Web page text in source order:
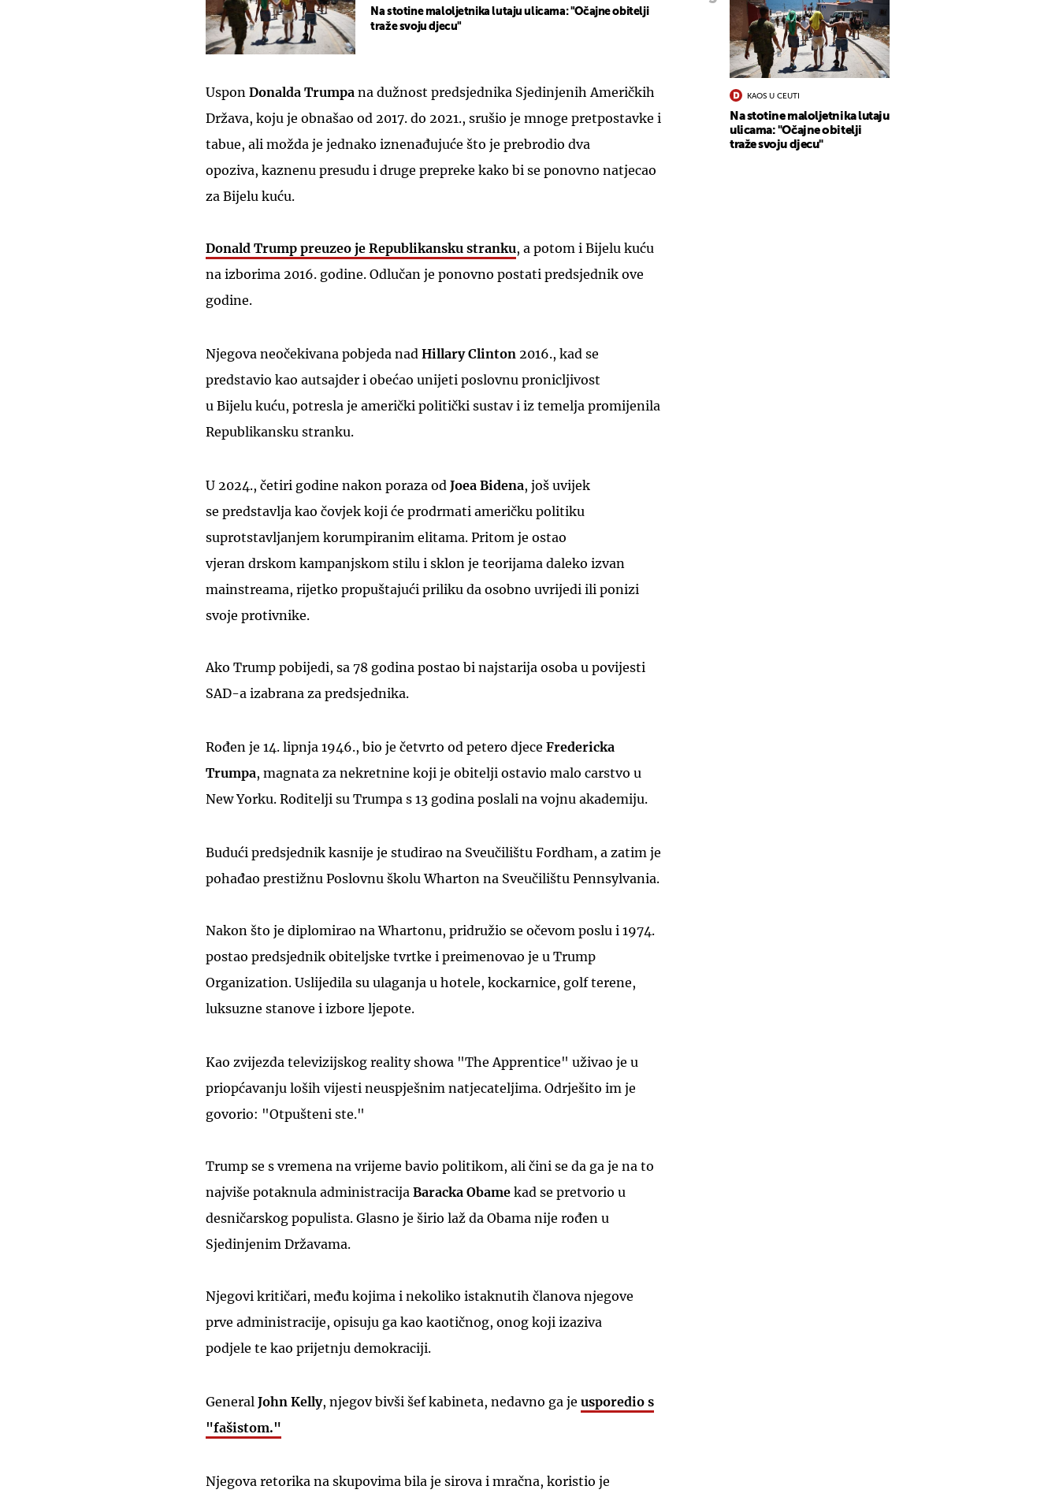
Na stotine maloljetnika lutaju ulicama: "Očajne obitelji
traže svoju djecu"
Uspon Donalda Trumpa na dužnost predsjednika Sjedinjenih Američkih
Država, koju je obnašao od 2017. do 2021., srušio je mnoge pretpostavke i
tabue, ali možda je jednako iznenađujuće što je prebrodio dva
opoziva, kaznenu presudu i druge prepreke kako bi se ponovno natjecao
za Bijelu kuću.
Donald Trump preuzeo je Republikansku stranku, a potom i Bijelu kuću
na izborima 2016. godine. Odlučan je ponovno postati predsjednik ove
godine.
Njegova neočekivana pobjeda nad Hillary Clinton 2016., kad se
predstavio kao autsajder i obećao unijeti poslovnu pronicljivost
u Bijelu kuću, potresla je američki politički sustav i iz temelja promijenila
Republikansku stranku.
U 2024., četiri godine nakon poraza od Joea Bidena, još uvijek
se predstavlja kao čovjek koji će prodrmati američku politiku
suprotstavljanjem korumpiranim elitama. Pritom je ostao
vjeran drskom kampanjskom stilu i sklon je teorijama daleko izvan
mainstreama, rijetko propuštajući priliku da osobno uvrijedi ili ponizi
svoje protivnike.
Ako Trump pobijedi, sa 78 godina postao bi najstarija osoba u povijesti
SAD-a izabrana za predsjednika.
Rođen je 14. lipnja 1946., bio je četvrto od petero djece Fredericka
Trumpa, magnata za nekretnine koji je obitelji ostavio malo carstvo u
New Yorku. Roditelji su Trumpa s 13 godina poslali na vojnu akademiju.
Budući predsjednik kasnije je studirao na Sveučilištu Fordham, a zatim je
pohađao prestižnu Poslovnu školu Wharton na Sveučilištu Pennsylvania.
Nakon što je diplomirao na Whartonu, pridružio se očevom poslu i 1974.
postao predsjednik obiteljske tvrtke i preimenovao je u Trump
Organization. Uslijedila su ulaganja u hotele, kockarnice, golf terene,
luksuzne stanove i izbore ljepote.
Kao zvijezda televizijskog reality showa "The Apprentice" uživao je u
priopćavanju loših vijesti neuspješnim natjecateljima. Odrješito im je
govorio: "Otpušteni ste."
Trump se s vremena na vrijeme bavio politikom, ali čini se da ga je na to
najviše potaknula administracija Baracka Obame kad se pretvorio u
desničarskog populista. Glasno je širio laž da Obama nije rođen u
Sjedinjenim Državama.
Njegovi kritičari, među kojima i nekoliko istaknutih članova njegove
prve administracije, opisuju ga kao kaotičnog, onog koji izaziva
podjele te kao prijetnju demokraciji.
General John Kelly, njegov bivši šef kabineta, nedavno ga je usporedio s
"fašistom."
Njegova retorika na skupovima bila je sirova i mračna, koristio je
KAOS U CEUTI
Na stotine maloljetnika lutaju
ulicama: "Očajne obitelji
traže svoju djecu"
UKLJUČITE NOTIFIKACIJE